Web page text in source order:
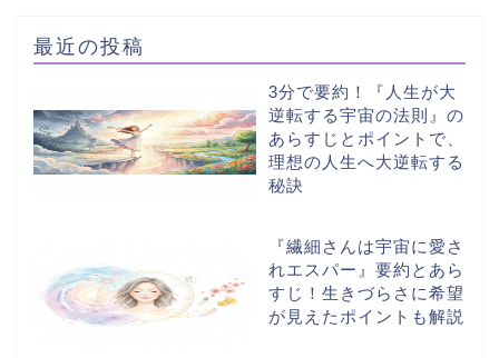
最近の投稿
3分で要約！『人生が大
逆転する宇宙の法則』の
あらすじとポイントで、
理想の人生へ大逆転する
秘訣
『繊細さんは宇宙に愛さ
れエスパー』要約とあら
すじ！生きづらさに希望
が見えたポイントも解説